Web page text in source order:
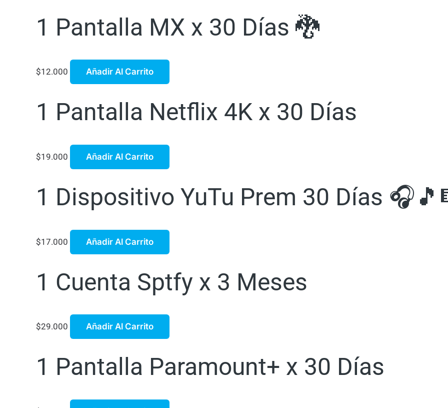
1 Pantalla MX x 30 Días 🐉
$12.000 Añadir Al Carrito
1 Pantalla Netflix 4K x 30 Días
$19.000 Añadir Al Carrito
1 Dispositivo YuTu Prem 30 Días
$17.000 Añadir Al Carrito
1 Cuenta Sptfy x 3 Meses
$29.000 Añadir Al Carrito
1 Pantalla Paramount+ x 30 Días